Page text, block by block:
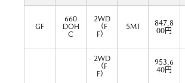
GF
660
DOH
C
2WD
（F
F）
5MT
847,8
00円
2WD
（F
F）
953,6
40円